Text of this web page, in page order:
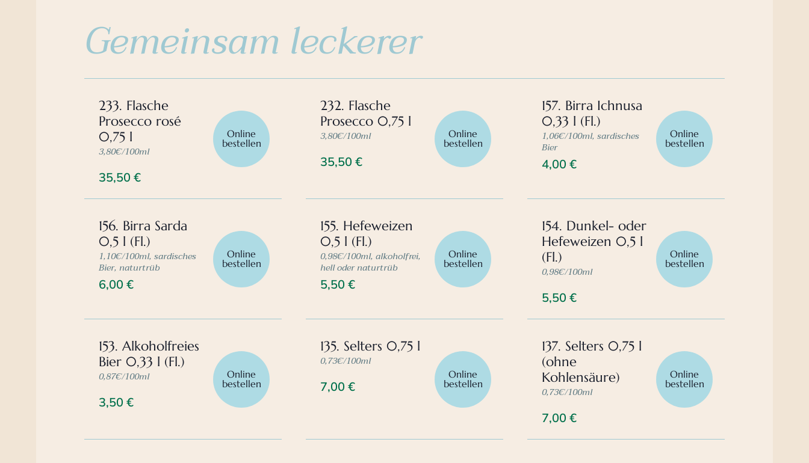
Gemeinsam leckerer
233. Flasche
Prosecco rosé
0,75 l
35,50 €
3,80€/100ml
Online
bestellen
232. Flasche
Prosecco 0,75 l
35,50 €
3,80€/100ml
Online
bestellen
157. Birra Ichnusa
0,33 l (Fl.)
4,00 €
1,06€/100ml, sardisches
Bier
Online
bestellen
156. Birra Sarda
0,5 l (Fl.)
6,00 €
1,10€/100ml, sardisches
Bier, naturtrüb
Online
bestellen
155. Hefeweizen
0,5 l (Fl.)
5,50 €
0,98€/100ml, alkoholfrei,
hell oder naturtrüb
Online
bestellen
154. Dunkel- oder
Hefeweizen 0,5 l
(Fl.)
5,50 €
0,98€/100ml
Online
bestellen
153. Alkoholfreies
Bier 0,33 l (Fl.)
3,50 €
0,87€/100ml
Online
bestellen
135. Selters 0,75 l
7,00 €
0,73€/100ml
Online
bestellen
137. Selters 0,75 l
(ohne
Kohlensäure)
7,00 €
0,73€/100ml
Online
bestellen